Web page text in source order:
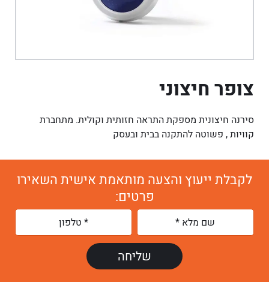
צופר חיצוני
סירנה חיצונית מספקת התראה חזותית וקולית. מתחברת
קוויות , פשוטה להתקנה בבית ובעסק
לקבלת ייעוץ והצעה מותאמת אישית השאירו
פרטים: